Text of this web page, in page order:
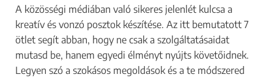
H
o
g
y
a
A közösségi médiában való sikeres jelenlét kulcsa a
kreatív és vonzó posztok készítése. Az itt bemutatott 7
ötlet segít abban, hogy ne csak a szolgáltatásaidat
mutasd be, hanem egyedi élményt nyújts követőidnek.
Legyen szó a szokásos megoldások és a te módszered